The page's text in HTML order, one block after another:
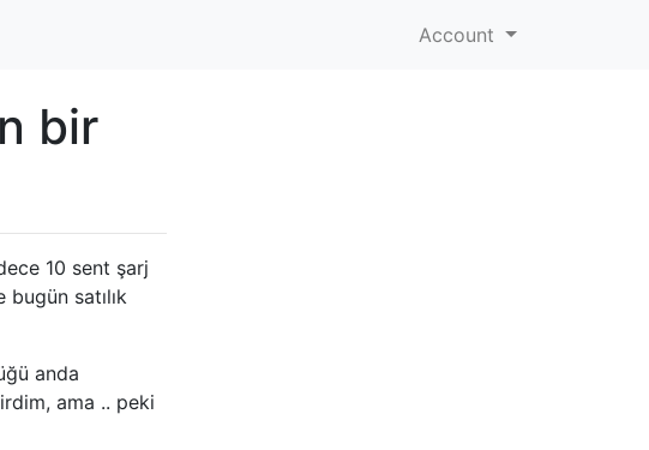
Account
bir
10 sent şarj
satılık
anda
ama .. peki